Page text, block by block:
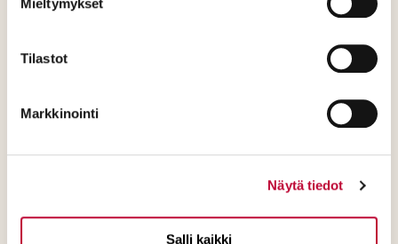
Tilastot
Markkinointi
Näytä tiedot
Salli kaikki
Ajankohtaista